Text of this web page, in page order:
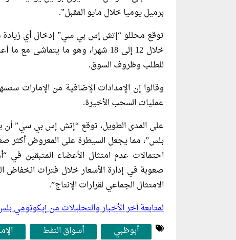
برميل يوميا خلال مايو المقبل”.
توقع محللو “إتش إس بي سي” إدخال أي زيادة
خلال 12 إلى 18 شهرا، وهو ما
للطلب وظروف السوق.
وقالوا إن الإمدادات الإضافية من الإمارات
عمليات السحب الأخيرة.
على المدى الطويل، توقع “إتش إس بي سي”
بلس”، مما ​يجعل السيطرة على ⁠المعروض أكثر
احتمالات عدم امتثال ​الأعضاء المتبقين
صعوبة في إدارة الأسعار خلال فترات
الامتثال الجماعي لقرارات الإنتاج”.
لمتابعة أخر الأخبار والتحليلات من
أبوظبي
أسواق النفط